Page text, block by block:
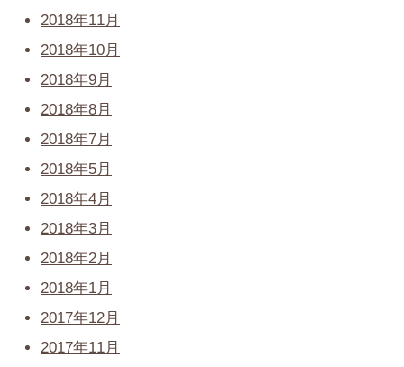
2018年11月
2018年10月
2018年9月
2018年8月
2018年7月
2018年5月
2018年4月
2018年3月
2018年2月
2018年1月
2017年12月
2017年11月